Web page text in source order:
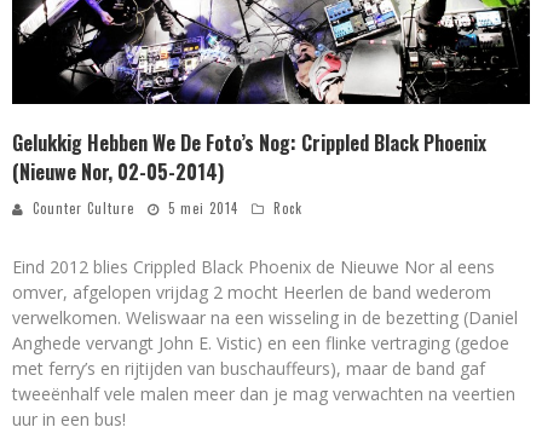
Gelukkig Hebben We De Foto’s Nog: Crippled Black Phoenix
(Nieuwe Nor, 02-05-2014)
Counter Culture 5 mei 2014 Rock
Eind 2012 blies Crippled Black Phoenix de Nieuwe Nor al eens
omver, afgelopen vrijdag 2 mocht Heerlen de band wederom
verwelkomen. Weliswaar na een wisseling in de bezetting (Daniel
Anghede vervangt John E. Vistic) en een flinke vertraging (gedoe
met ferry’s en rijtijden van buschauffeurs), maar de band gaf
tweeënhalf vele malen meer dan je mag verwachten na veertien
uur in een bus!